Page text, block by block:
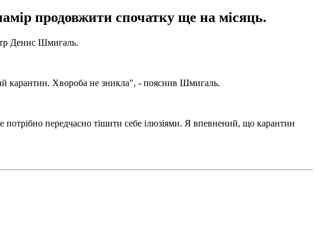
продовжити спочатку ще на місяць.
Денис Шмигаль.
карантин. Хвороба не зникла", - пояснив Шмигаль.
потрібно передчасно тішити себе ілюзіями. Я впевнений, що карантин